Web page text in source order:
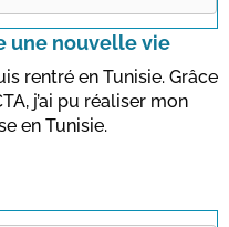
une nouvelle vie
rentré en Tunisie. Grâce
j’ai pu réaliser mon
en Tunisie.